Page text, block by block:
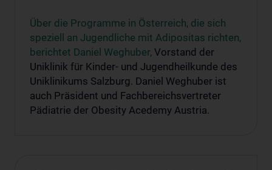
Über die Programme in Österreich, die sich
speziell an Jugendliche mit Adipositas richten,
berichtet Daniel Weghuber, Vorstand der
Uniklinik für Kinder- und Jugendheilkunde des
Uniklinikums Salzburg. Daniel Weghuber ist
auch Präsident und Fachbereichsvertreter
Pädiatrie der Obesity Acedemy Austria.